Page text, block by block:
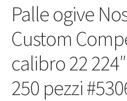
Palle ogive
Custom
calibro 22
250 pezzi